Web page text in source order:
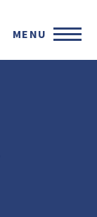
MENU